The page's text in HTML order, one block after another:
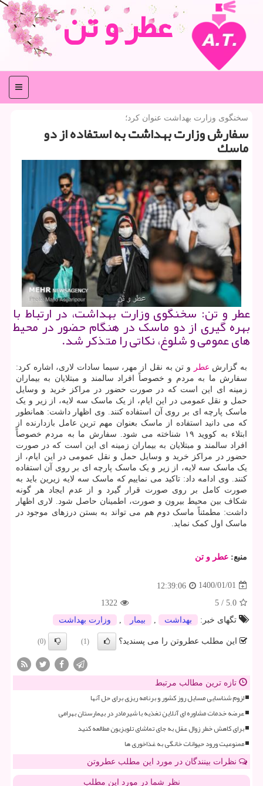
عطر و تن
منو
سخنگوی وزارت بهداشت عنوان كرد؛
سفارش وزارت بهداشت به استفاده از دو
ماسك
عطر و تن: سخنگوی وزارت بهداشت، در ارتباط با
بهره گیری از دو ماسک در هنگام حضور در محیط
های عمومی و شلوغ، نکاتی را متذکر شد.
به گزارش عطر
و تن به نقل از مهر، سیما سادات لاری، اشاره کرد:
سفارش ما به مردم و خصوصاً افراد سالمند و مبتلایان به بیماران
زمینه ای این است که در صورت حضور در مراکز خرید و وسایل
حمل و نقل عمومی در این ایام، از یک ماسک سه لایه، از زیر و یک
ماسک پارچه ای بر روی آن استفاده کنند. وی اظهار داشت: همانطور
که می دانید استفاده از ماسک بعنوان مهم ترین عامل بازدارنده از
ابتلاء به کووید ۱۹ شناخته می شود. سفارش ما به مردم خصوصاً
افراد سالمند و مبتلایان به بیماران زمینه ای این است که در صورت
حضور در مراکز خرید و وسایل حمل و نقل عمومی در این ایام، از
یک ماسک سه لایه، از زیر و یک ماسک پارچه ای بر روی آن استفاده
کنند. وی ادامه داد: تاکید می نماییم که ماسک سه لایه زیرین باید به
صورت کامل بر روی صورت قرار گیرد و از عدم ایجاد هر گونه
شکاف بین محیط بیرون و صورت، اطمینان حاصل شود. لاری اظهار
داشت: مطمئناً ماسک دوم هم می تواند به بستن درزهای موجود در
ماسک اول کمک نماید.
منبع: عطر و تن
1400/01/01
12:39:06
5.0
/
5
1322
تگهای خبر:
بهداشت بیمار وزارت بهداشت
این مطلب عطروتن را می پسندید؟ (1)
(0)
تازه ترین مطالب مرتبط
لزوم شناسایی مسایل روز کشور و برنامه ریزی برای حل آنها
عرضه خدمات مشاوره ای آنلاین تغذیه با شیرمادر در بیمارستان بهرامی
برای کاهش خطر زوال عقل به جای تماشای تلویزیون مطالعه کنید
ممنوعیت ورود حیوانات خانگی به غذاخوری ها
نظرات بینندگان در مورد این مطلب عطروتن
نظر شما در مورد این مطلب